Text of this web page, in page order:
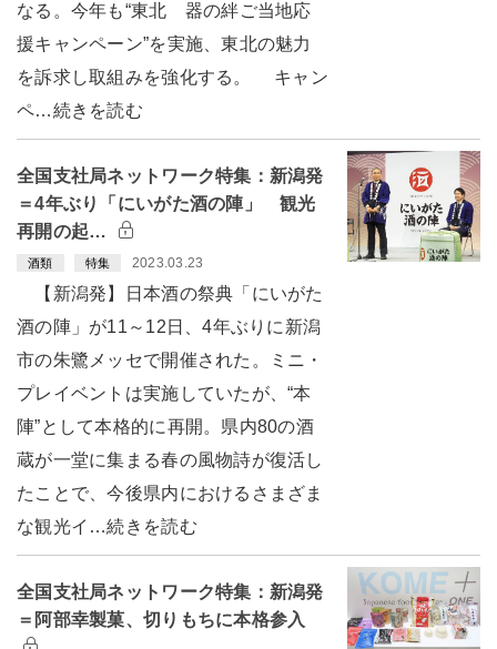
なる。今年も“東北 器の絆ご当地応
援キャンペーン”を実施、東北の魅力
を訴求し取組みを強化する。 キャン
ペ…続きを読む
全国支社局ネットワーク特集：新潟発
＝4年ぶり「にいがた酒の陣」 観光
再開の起…
酒類 特集 2023.03.23
【新潟発】日本酒の祭典「にいがた
酒の陣」が11～12日、4年ぶりに新潟
市の朱鷺メッセで開催された。ミニ・
プレイベントは実施していたが、“本
陣”として本格的に再開。県内80の酒
蔵が一堂に集まる春の風物詩が復活し
たことで、今後県内におけるさまざま
な観光イ…続きを読む
全国支社局ネットワーク特集：新潟発
＝阿部幸製菓、切りもちに本格参入